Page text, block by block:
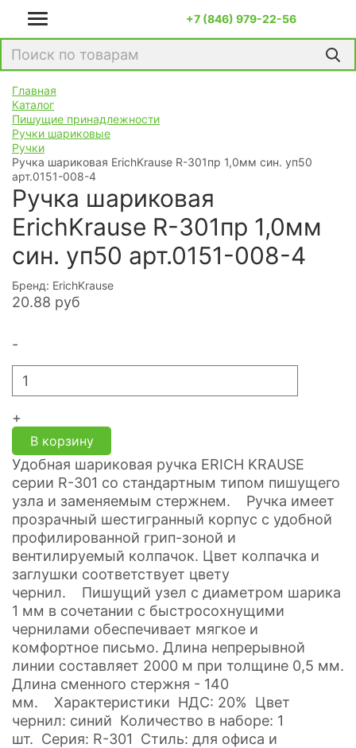
+7 (846) 979-22-56
Главная
Каталог
Пишущие принадлежности
Ручки шариковые
Ручки
Ручка шариковая ErichKrause R-301пр 1,0мм син. уп50
арт.0151-008-4
Ручка шариковая
ErichKrause R-301пр 1,0мм
син. уп50 арт.0151-008-4
Бренд: ErichKrause
20.88 руб
-
+
В корзину
Удобная шариковая ручка ERICH KRAUSE
серии R-301 со стандартным типом пишущего
узла и заменяемым стержнем. Ручка имеет
прозрачный шестигранный корпус с удобной
профилированной грип-зоной и
вентилируемый колпачок. Цвет колпачка и
заглушки соответствует цвету
чернил. Пишущий узел с диаметром шарика
1 мм в сочетании с быстросохнущими
чернилами обеспечивает мягкое и
комфортное письмо. Длина непрерывной
линии составляет 2000 м при толщине 0,5 мм.
Длина сменного стержня - 140
мм. Характеристики НДС: 20% Цвет
чернил: синий Количество в наборе: 1
шт. Серия: R-301 Стиль: для офиса и